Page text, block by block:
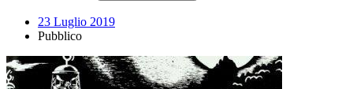
23 Luglio 2019
Pubblico